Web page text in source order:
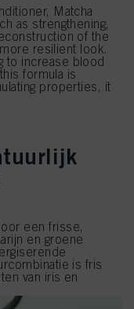
Matcha
as strengthening,
of the
resilient look.
to increase blood
formula is
properties, it
een frisse,
en groene
is fris
van iris en